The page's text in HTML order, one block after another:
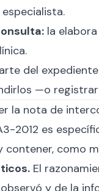
la
del
—o
la nota de
2012 es
como
El
y de la